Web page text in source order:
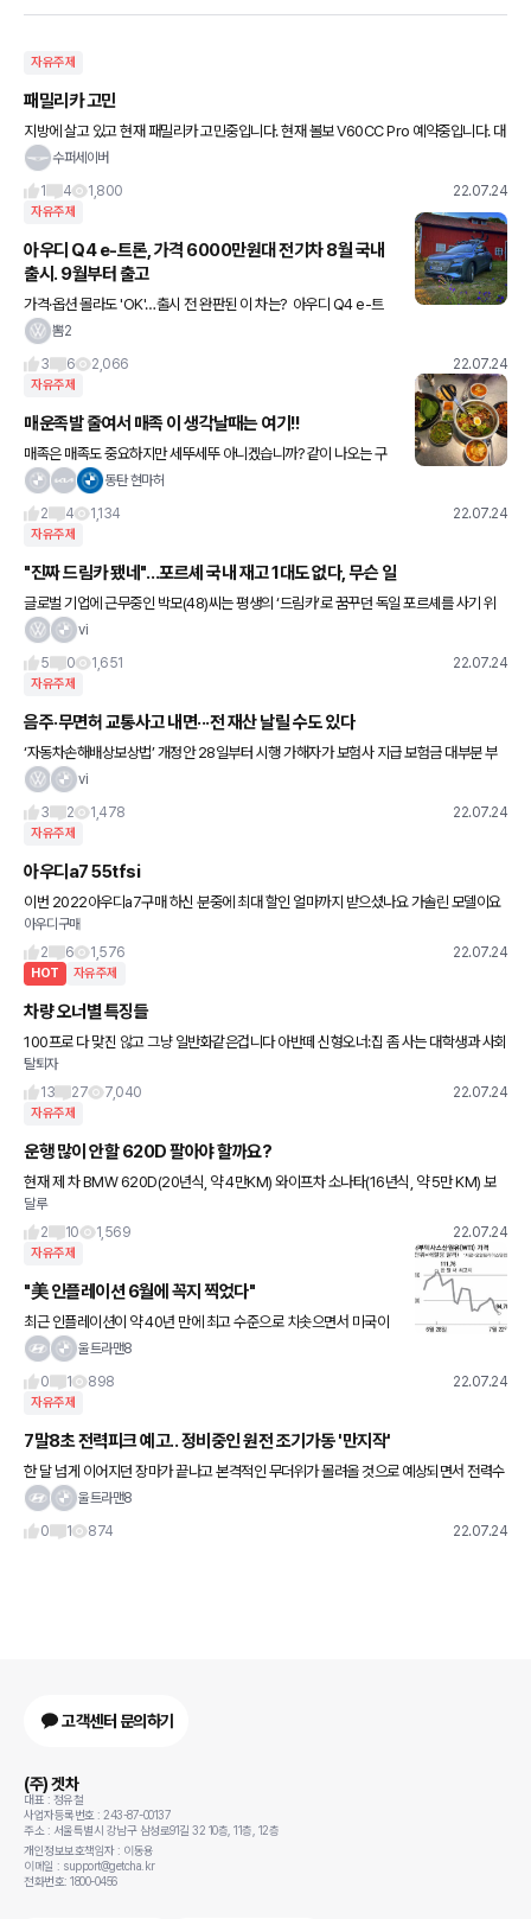
자유주제
패밀리카 고민
지방에 살고 있고 현재 패밀리카 고민중입니다. 현재 볼보 V60CC Pro 예약중입니다. 대
기가 길다는 부분 감안하고 기다리고 있는데 요즈음 BMW 320i 투어링하고 520i가 눈
수퍼세이버
1
4 1,800 22.07.24
자유주제
아우디 Q4 e-트론, 가격 6000만원대 전기차 8월 국내
출시. 9월부터 출고
가격·옵션 몰라도 'OK'…출시 전 완판된 이 차는? ​ 아우디 Q4 e-트
론, 가격 6000만원대 전기차 8월 국내 출시 ​ 빠르면 이번주, 늦어도
뽐2
3
6 2,066 22.07.24
자유주제
매운족발 줄여서 매족 이 생각날때는 여기!!
매족은 매족도 중요하지만 세뚜세뚜 아니겠습니까? 같이 나오는 구
성이 중요하죠!!동탄 현마허
2
4 1,134 22.07.24
자유주제
"진짜 드림카 됐네"…포르셰 국내 재고 1대도 없다, 무슨 일
글로벌 기업에 근무중인 박모(48)씨는 평생의 ‘드림카’로 꿈꾸던 독일 포르셰를 사기 위
해 최근 수도권의 한 전시장을 방문했다. 차량용 반도체 공급난으로 인해 대부분의 인기
vi
5
0 1,651 22.07.24
자유주제
음주·무면허 교통사고 내면···전 재산 날릴 수도 있다
‘자동차손해배상보상법’ 개정안 28일부터 시행 가해자가 보험사 지급 보험금 대부분 부
담해야 앞으로 음주, 무면허, 마약·약물, 무면허, 뺑소니 사고를 냈을 때 보험사가 피해자에
vi
3
2 1,478 22.07.24
자유주제
아우디a7 55tfsi
이번 2022아우디a7구매 하신 분중에 최대 할인 얼마까지 받으셨나요 가솔린 모델이요
프로모션 하고 딜러 할인가 취등록새 포함 9000잡고있고 실 차량가 8500 보고있습니
다 a6랑 a8만큼 할인
아우디구매
2
6 1,576 22.07.24
HOT 자유주제
차량 오너별 특징들
100프로 다 맞진 않고 그냥 일반화같은겁니다 아반떼 신형오너:집 좀 사는 대학생과 사회
초년생도 있고 중산층 아주머니 마실용이나 출퇴근카 정도 아반떼 md아래 구형:주로 허
름한 주택가에 많이 주
탈퇴자
13
27 7,040 22.07.24
자유주제
운행 많이 안할 620D 팔아야 할까요?
현재 제 차 BMW 620D(20년식, 약 4만KM) 와이프차 소나타(16년식, 약 5만 KM) 보
유 중입니다 (3인 가족입니다) 제 차는 출퇴근 및 패밀리카로 사용 중이며 년 2만 km 정
도 운
달루
2
10 1,569 22.07.24
자유주제
"美 인플레이션 6월에 꼭지 찍었다"
최근 인플레이션이 약 40년 만에 최고 수준으로 치솟으면서 미국이
경기 침체 위기에 빠진 가운데, 일각에서는 고물가가 이미 최악의 상
울트라맨8
0
1 898 22.07.24
자유주제
7말8초 전력피크 예고.. 정비중인 원전 조기가동 '만지작'
한 달 넘게 이어지던 장마가 끝나고 본격적인 무더위가 몰려올 것으로 예상되면서 전력수
급에 비상이 걸렸다. 전력당국은 전력예비율이 최저 5.4%에 그칠 것이라는 전망도 내놨
울트라맨8
0
1 874 22.07.24
고객센터 문의하기
(주) 겟차
대표 : 정유철
사업자등록번호 : 243-87-00137
주소 : 서울특별시 강남구 삼성로91길 32 10층, 11층, 12층
개인정보보호책임자 : 이동용
이메일 : support@getcha.kr
전화번호: 1800-0456